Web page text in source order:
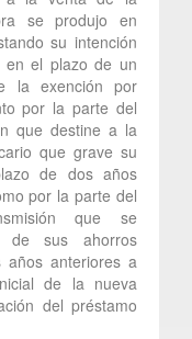
se produjo en
su intención
en el plazo de un
la exención por
por la parte del
que destine a la
que grave su
de dos años
por la parte del
que se
de sus ahorros
anteriores a
de la nueva
del préstamo